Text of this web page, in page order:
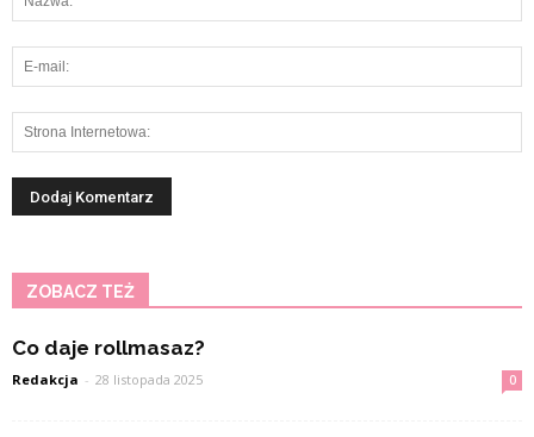
ZOBACZ TEŻ
Co daje rollmasaz?
Redakcja - 28 listopada 2025 0